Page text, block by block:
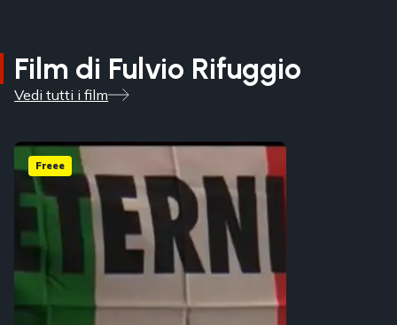
Film di Fulvio Rifuggio
Vedi tutti i film
Freee